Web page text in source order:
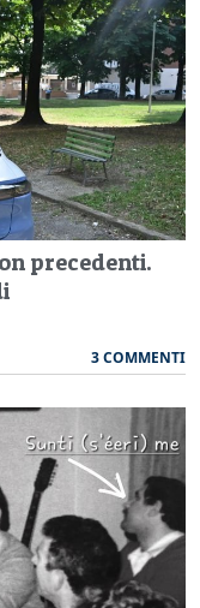
precedenti.
3 COMMENTI